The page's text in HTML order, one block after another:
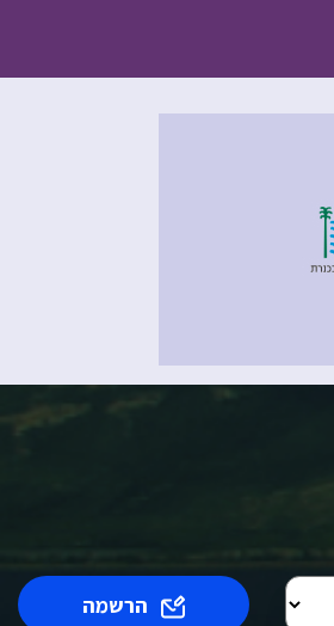
הרשמה